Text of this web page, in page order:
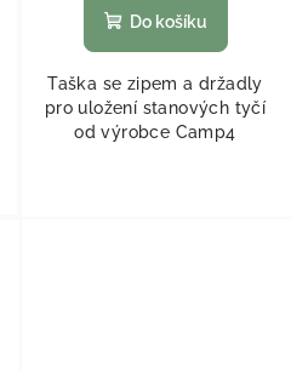
Do košíku
Taška se zipem a držadly
pro uložení stanových tyčí
od výrobce Camp4